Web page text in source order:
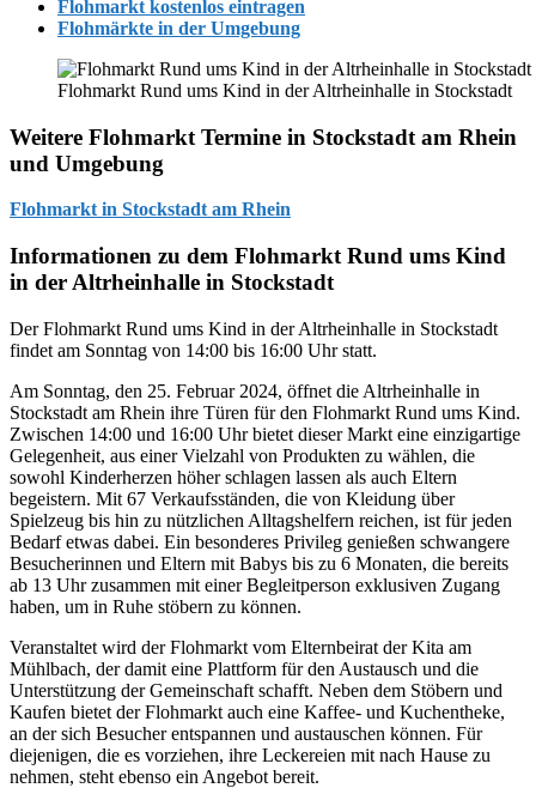
Flohmarkt kostenlos eintragen
Flohmärkte in der Umgebung
Flohmarkt Rund ums Kind in der Altrheinhalle in Stockstadt
Weitere Flohmarkt Termine in Stockstadt am Rhein
und Umgebung
Flohmarkt in Stockstadt am Rhein
Informationen zu dem Flohmarkt Rund ums Kind
in der Altrheinhalle in Stockstadt
Der Flohmarkt Rund ums Kind in der Altrheinhalle in Stockstadt
findet am Sonntag von 14:00 bis 16:00 Uhr statt.
Am Sonntag, den 25. Februar 2024, öffnet die Altrheinhalle in
Stockstadt am Rhein ihre Türen für den Flohmarkt Rund ums Kind.
Zwischen 14:00 und 16:00 Uhr bietet dieser Markt eine einzigartige
Gelegenheit, aus einer Vielzahl von Produkten zu wählen, die
sowohl Kinderherzen höher schlagen lassen als auch Eltern
begeistern. Mit 67 Verkaufsständen, die von Kleidung über
Spielzeug bis hin zu nützlichen Alltagshelfern reichen, ist für jeden
Bedarf etwas dabei. Ein besonderes Privileg genießen schwangere
Besucherinnen und Eltern mit Babys bis zu 6 Monaten, die bereits
ab 13 Uhr zusammen mit einer Begleitperson exklusiven Zugang
haben, um in Ruhe stöbern zu können.
Veranstaltet wird der Flohmarkt vom Elternbeirat der Kita am
Mühlbach, der damit eine Plattform für den Austausch und die
Unterstützung der Gemeinschaft schafft. Neben dem Stöbern und
Kaufen bietet der Flohmarkt auch eine Kaffee- und Kuchentheke,
an der sich Besucher entspannen und austauschen können. Für
diejenigen, die es vorziehen, ihre Leckereien mit nach Hause zu
nehmen, steht ebenso ein Angebot bereit.